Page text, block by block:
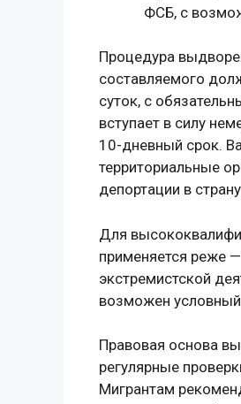
ФСБ, с
Процедура
составляемого
суток, с
вступает в силу
10-дневный срок.
территориальные
депортации в
Для
применяется реже
экстремистской
возможен
Правовая основа
регулярные
Мигрантам